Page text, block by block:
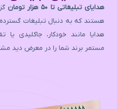
هدایای تبلیغاتی تا ۵۰ هزار تومان
هستند که به دنبال تبلیغات
هدایا مانند خودکار، جاکلیدی یا
مستمر برند شما را در معرض دید